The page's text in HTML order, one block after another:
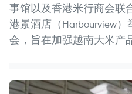
事馆以及香港米行商会联
港景酒店（Harbourview
会，旨在加强越南大米产